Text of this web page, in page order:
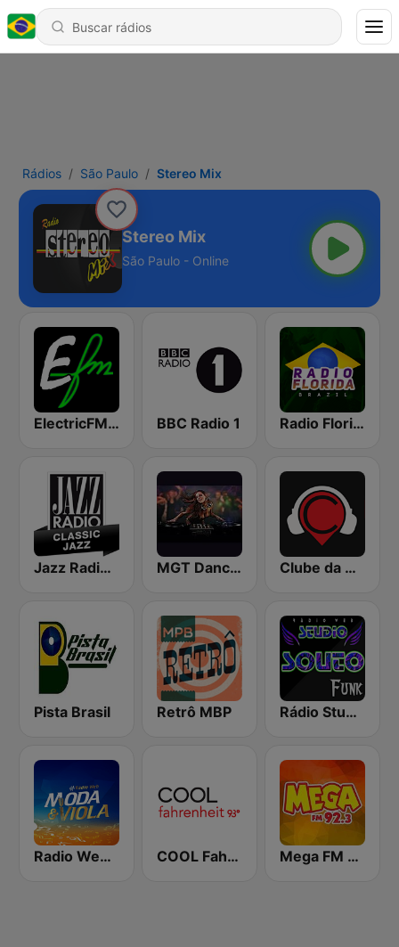
Rádios São Paulo Stereo Mix
Stereo Mix
São Paulo - Online
ElectricFM - America's Real Dance! BBC Radio 1 Radio Florida Brazil
Jazz Radio Classic Jazz MGT Dance Hits Dance Music Clube da Véia
Pista Brasil Retrô MBP Rádio Studio Souto - Funk
Radio Web Viola de Ouro COOL Fahrenheit 93 FM Mega FM 92.3